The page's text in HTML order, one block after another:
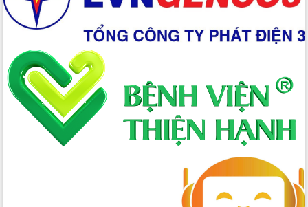
Hòn Yến phát triển du lịch gắn với bảo
tồn biển
Lấy ý kiến điều chỉnh Quy hoạch tỉnh
Đắk Lắk thời kỳ 2021-2030, tầm nhìn
đến năm 2050
Phát động chiến dịch 30 ngày đêm
giải phóng mặt bằng Tuyến đường bộ
ven biển
Đắk Lắk nỗ lực thúc đẩy tăng trưởng
kinh tế từ 10% trở lên trong Quý